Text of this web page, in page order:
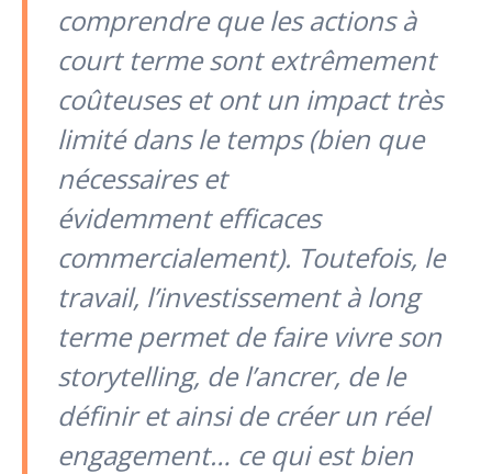
comprendre que les actions à
court terme sont extrêmement
coûteuses et ont un impact très
limité dans le temps (bien que
nécessaires et
évidemmentefficaces
commercialement). Toutefois, le
travail, l’investissement à long
terme permet de faire vivre son
storytelling, de l’ancrer, de le
définir et ainsi de créer un réel
engagement… cequi est bien